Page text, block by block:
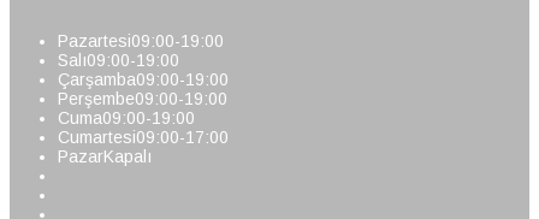
Pazartesi09:00-19:00
Salı09:00-19:00
Çarşamba09:00-19:00
Perşembe09:00-19:00
Cuma09:00-19:00
Cumartesi09:00-17:00
PazarKapalı